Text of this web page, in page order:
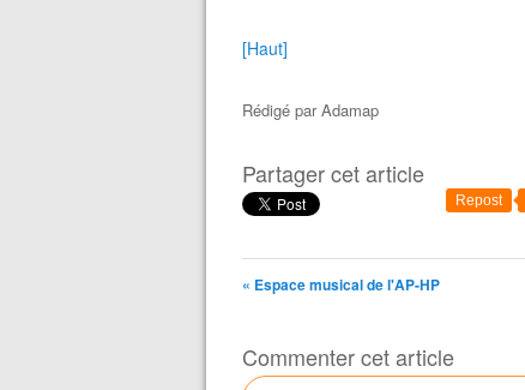
[Haut]
Rédigé parAdamap
Partager cet article
Repost
« Espace musical de l'AP-HP
Commenter cet article